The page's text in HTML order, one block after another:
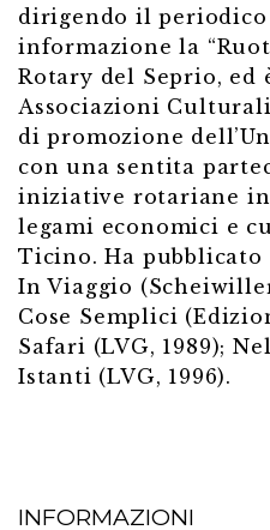
dirigendo il
informazione la
Rotary del Seprio, ed
Associazioni
di promozione
con una sentita
iniziative rotariane
legami economici e
Ticino. Ha
In Viaggio
Cose Semplici
Safari (LVG, 1989);
Istanti (LVG, 1996).
INFORMAZIONI